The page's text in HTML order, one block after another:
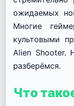
ожидаемых
Многие
культовыми
Alien Shooter.
разберёмся.
Что